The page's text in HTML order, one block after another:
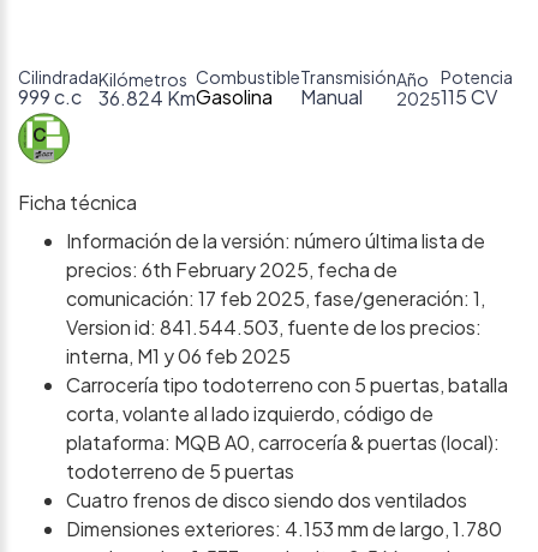
Cilindrada
999 c.c
Kilómetros
36.824 Km
Combustible
Gasolina
Transmisión
Manual
Año
2025
Potencia
115 CV
Ficha técnica
Información de la versión: número última lista de
precios: 6th February 2025, fecha de
comunicación: 17 feb 2025, fase/generación: 1,
Version id: 841.544.503, fuente de los precios:
interna, M1 y 06 feb 2025
Carrocería tipo todoterreno con 5 puertas, batalla
corta, volante al lado izquierdo, código de
plataforma: MQB A0, carrocería & puertas (local):
todoterreno de 5 puertas
Cuatro frenos de disco siendo dos ventilados
Dimensiones exteriores: 4.153 mm de largo, 1.780